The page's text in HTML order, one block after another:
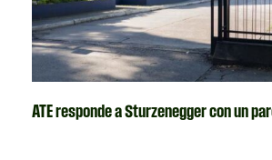
ATE responde a Sturzenegger con un